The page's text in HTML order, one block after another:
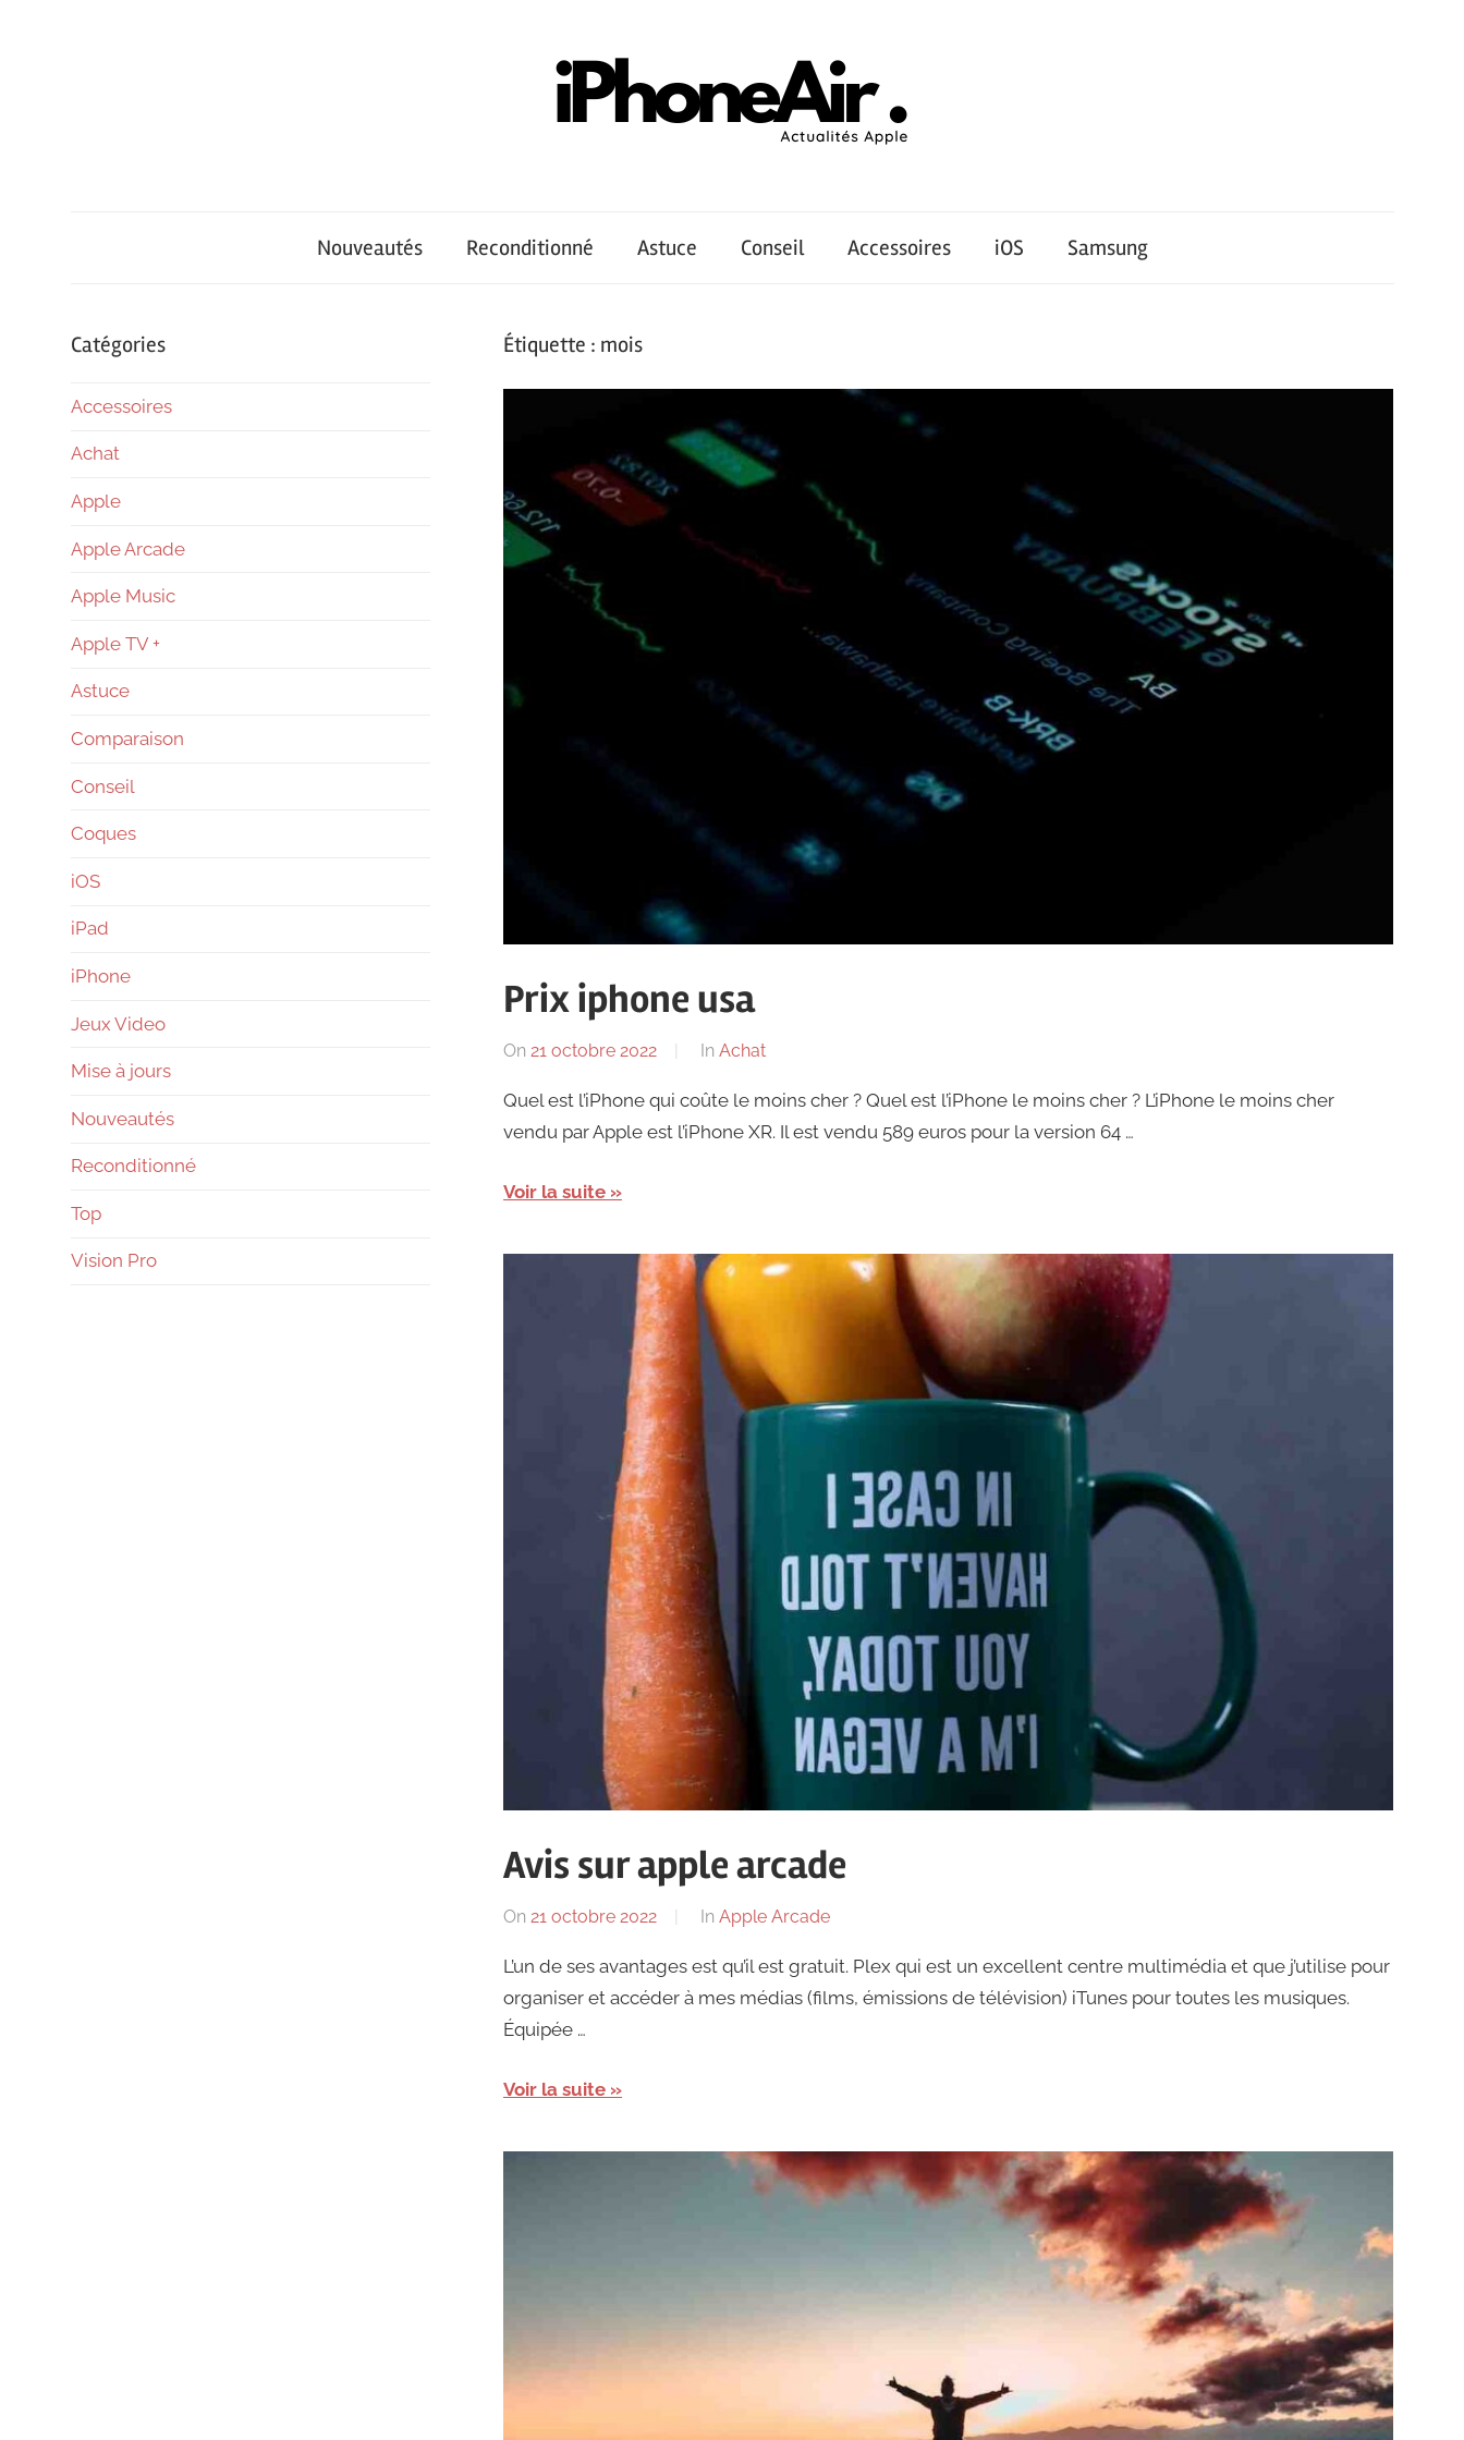
–
Achat
–
Reconditionné
–
News
Nouveautés Reconditionné Astuce Conseil Accessoires iOS Samsung
Étiquette : mois
Prix iphone usa
On 21 octobre 2022 By
In Achat
Quel est l’iPhone qui coûte le moins cher ? Quel est l’iPhone le moins cher ? L’iPhone le moins cher
vendu par Apple est l’iPhone XR. Il est vendu 589 euros pour la version 64 …
Voir la suite
Avis sur apple arcade
On 21 octobre 2022 By
In Apple Arcade
L’un de ses avantages est qu’il est gratuit. Plex qui est un excellent centre multimédia et que j’utilise pour
organiser et accéder à mes médias (films, émissions de télévision) iTunes pour toutes les musiques.
Équipée …
Voir la suite
Catégories
Accessoires
Achat
Apple
Apple Arcade
Apple Music
Apple TV +
Astuce
Comparaison
Conseil
Coques
iOS
iPad
iPhone
Jeux Video
Mise à jours
Nouveautés
Reconditionné
Top
Vision Pro